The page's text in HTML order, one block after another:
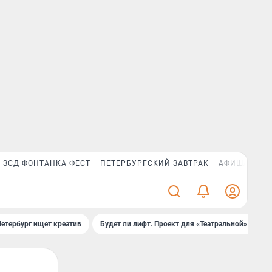
ЗСД ФОНТАНКА ФЕСТ ПЕТЕРБУРГСКИЙ ЗАВТРАК АФИША PLUS
ищет креатив Будет ли лифт. Проект для «Театральной»